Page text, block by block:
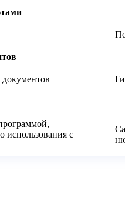
использования с